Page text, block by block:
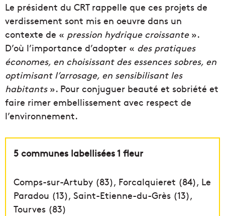
Le président du CRT rappelle que ces projets de
verdissement sont mis en oeuvre dans un
contexte de « pression hydrique croissante».
D’où l’importance d’adopter « des pratiques
économes, en choisissant des essences sobres, en
optimisant l’arrosage, en sensibilisant les
habitants». Pour conjuguer beauté et sobriété et
faire rimer embellissement avec respect de
l’environnement.
5 communes labellisées 1 fleur
Comps-sur-Artuby (83), Forcalquieret (84), Le
Paradou (13), Saint-Etienne-du-Grès (13),
Tourves (83)